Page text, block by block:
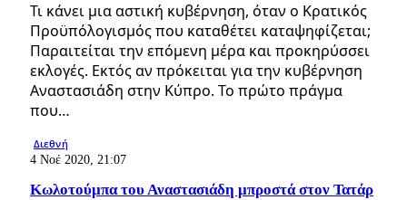
Τι κάνει μια αστική κυβέρνηση, όταν ο Κρατικός
Προϋπόλογισμός που καταθέτει καταψηφίζεται;
Παραιτείται την επόμενη μέρα και προκηρύσσει
εκλογές. Εκτός αν πρόκειται για την κυβέρνηση
Αναστασιάδη στην Κύπρο. Το πρώτο πράγμα
που…
Διεθνή
4 Νοέ 2020, 21:07
Κωλοτούμπα του Αναστασιάδη μπροστά στον Τατάρ